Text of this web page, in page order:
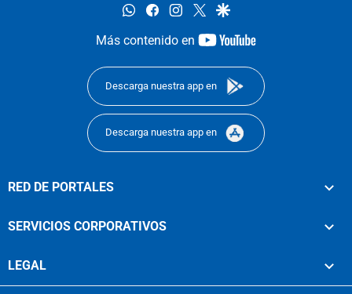
whatsappfacebookinstagram
twittergoogle
Más contenido en
youtube-
Descarga nuestra app en
Descarga nuestra app en
RED DE PORTALES
SERVICIOS CORPORATIVOS
LEGAL